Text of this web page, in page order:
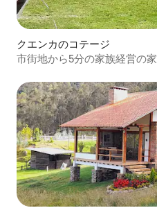
クエンカのコテージ
市街地から5分の家族経営の家